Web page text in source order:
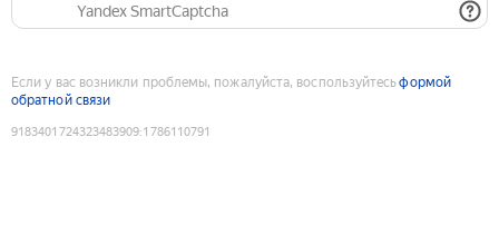
Yandex SmartCaptcha
Если у вас возникли проблемы, пожалуйста, воспользуйтесьформой
обратной связи
9183401724323483909:1786110791